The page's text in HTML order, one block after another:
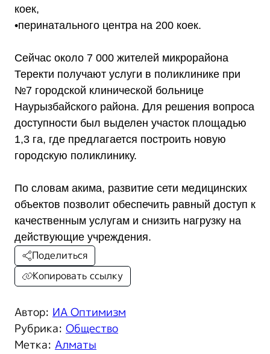
коек,
•перинатального центра на 200 коек.
Сейчас около 7 000 жителей микрорайона
Теректи получают услуги в поликлинике при
№7 городской клинической больнице
Наурызбайского района. Для решения вопроса
доступности был выделен участок площадью
1,3 га, где предлагается построить новую
городскую поликлинику.
По словам акима, развитие сети медицинских
объектов позволит обеспечить равный доступ к
качественным услугам и снизить нагрузку на
действующие учреждения.
Автор: ИА Оптимизм
Рубрика: Общество
Метка: Алматы
Поделиться
Копировать ссылку